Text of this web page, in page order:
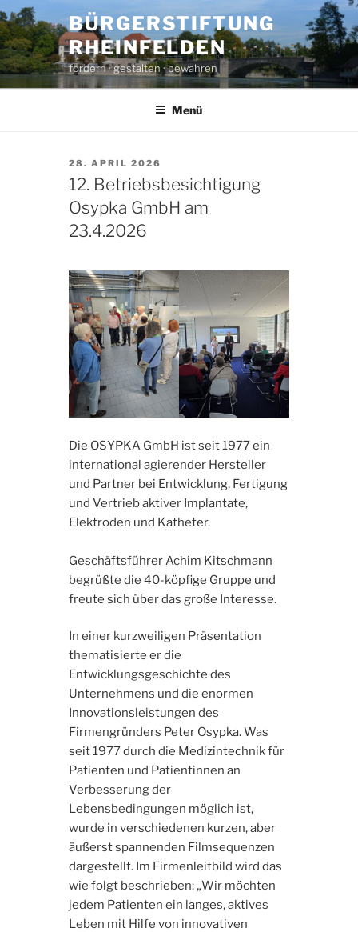
Zum
Inhalt
springen
BÜRGERSTIFTUNG
RHEINFELDEN
fördern · gestalten · bewahren
Menü
VERÖFFENTLICHT
AM
28. APRIL 2026
12. Betriebsbesichtigung
Osypka GmbH am
23.4.2026
Die OSYPKA GmbH ist seit 1977 ein
international agierender Hersteller
und Partner bei Entwicklung, Fertigung
und Vertrieb aktiver Implantate,
Elektroden und Katheter.
Geschäftsführer Achim Kitschmann
begrüßte die 40-köpfige Gruppe und
freute sich über das große Interesse.
In einer kurzweiligen Präsentation
thematisierte er die
Entwicklungsgeschichte des
Unternehmens und die enormen
Innovationsleistungen des
Firmengründers Peter Osypka. Was
seit 1977 durch die Medizintechnik für
Patienten und Patientinnen an
Verbesserung der
Lebensbedingungen möglich ist,
wurde in verschiedenen kurzen, aber
äußerst spannenden Filmsequenzen
dargestellt. Im Firmenleitbild wird das
wie folgt beschrieben: „Wir möchten
jedem Patienten ein langes, aktives
Leben mit Hilfe von innovativen